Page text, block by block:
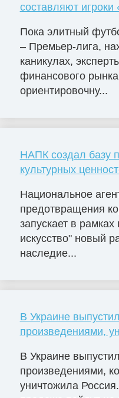
составляют игроки
Пока элитный
– Премьер-лига,
каникулах,
финансового
ориентировочну...
НАПК создал базу
культурных
Национальное
предотвращения
запускает в
искусство" новый
наследие...
В Украине
произведениями,
В Украине
произведениями,
уничтожила